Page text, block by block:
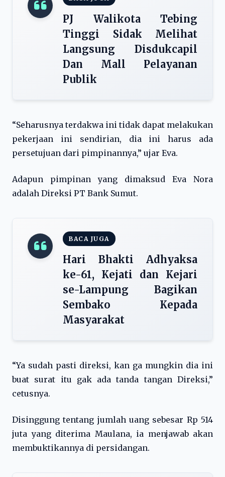
PJ Walikota Tebing
Tinggi Sidak Melihat
Langsung Disdukcapil
Dan Mall Pelayanan
Publik
“Seharusnya terdakwa ini tidak dapat melakukan
pekerjaan ini sendirian, dia ini harus ada
persetujuan dari pimpinannya,” ujar Eva.
Adapun pimpinan yang dimaksud Eva Nora
adalah Direksi PT Bank Sumut.
BACA JUGA
Hari Bhakti Adhyaksa
ke-61, Kejati dan Kejari
se-Lampung Bagikan
Sembako Kepada
Masyarakat
“Ya sudah pasti direksi, kan ga mungkin dia ini
buat surat itu gak ada tanda tangan Direksi,”
cetusnya.
Disinggung tentang jumlah uang sebesar Rp 514
juta yang diterima Maulana, ia menjawab akan
membuktikannya di persidangan.